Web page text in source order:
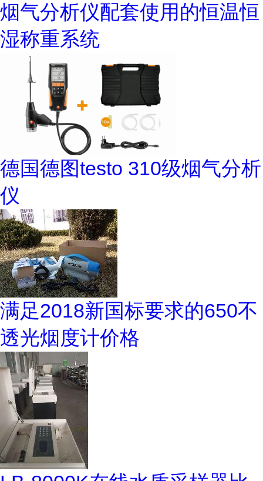
烟气分析仪配套使用的恒温恒
湿称重系统
德国德图testo 310级烟气分析
仪
满足2018新国标要求的650不
透光烟度计价格